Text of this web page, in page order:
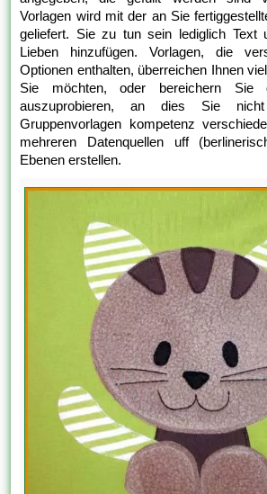
Vorlagen wird mit der an Sie
geliefert. Sie zu tun sein lediglich Text
Lieben hinzufügen. Vorlagen, die
Optionen enthalten, überreichen Ihnen
Sie möchten, oder bereichern Sie
auszuprobieren, an dies Sie
Gruppenvorlagen kompetenz
mehreren Datenquellen uff
Ebenen erstellen.